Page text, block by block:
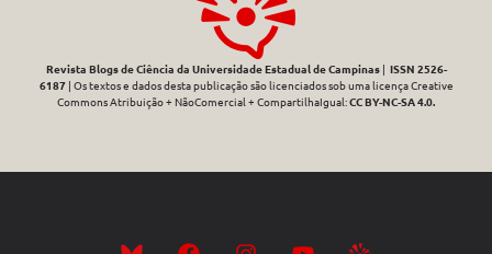
Revista Blogs de Ciência da Universidade Estadual de Campinas| ISSN 2526-
6187| Os textos e dados desta publicação são licenciados sob uma licença Creative
Commons Atribuição + NãoComercial + CompartilhaIgual:CC BY-NC-SA 4.0.